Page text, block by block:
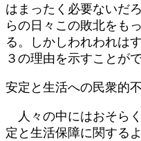
はまったく必要ないだ
らの日々この敗北をも
る。しかしわれわれは
３の理由を示すことがで
安定と生活への民衆的
人々の中にはおそら
定と生活保障に関する